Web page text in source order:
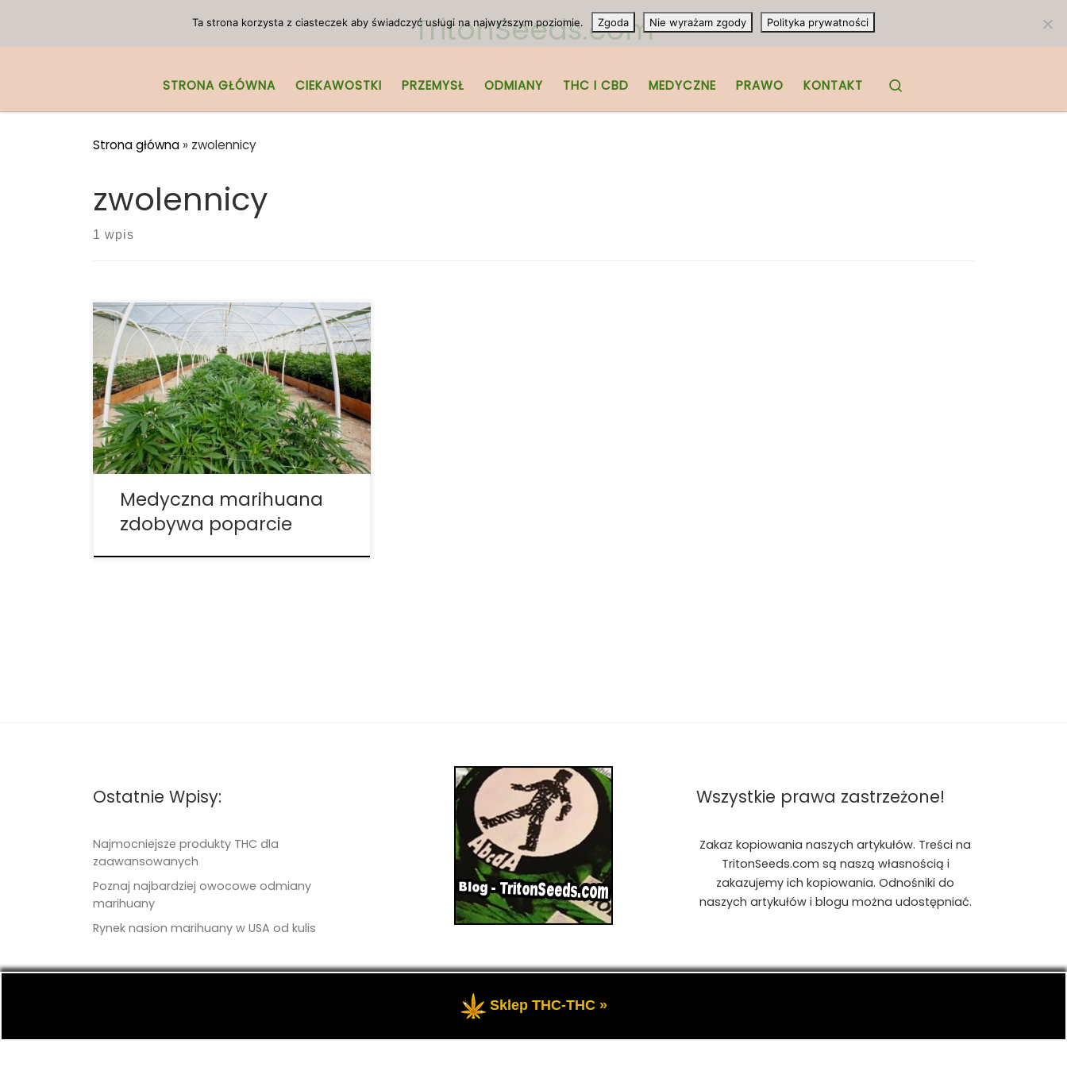
TritonSeeds.com
STRONA GŁÓWNA CIEKAWOSTKI PRZEMYSŁ ODMIANY THC I CBD MEDYCZNE PRAWO KONTAKT
Strona główna » zwolennicy
zwolennicy
1 wpis
Kentucky House Bill 166 i Senate Bill 118
dotyczące medycznej marihuany zyskują
coraz większe poparcie od państwa. W
styczniu, HB166 i SB118 złożono w Kentucky,
ale poparcie od Izby i Senatu było co
najmniej marne. Sponsorem HB166 został
John Sims […]
Medyczna marihuana
zdobywa poparcie
Ostatnie Wpisy:
Najmocniejsze produkty THC dla
zaawansowanych
Poznaj najbardziej owocowe odmiany
marihuany
Rynek nasion marihuany w USA od kulis
Wszystkie prawa zastrzeżone!
Zakaz kopiowania naszych artykułów. Treści na
TritonSeeds.com są naszą własnością i
zakazujemy ich kopiowania. Odnośniki do
naszych artykułów i blogu można udostępniać.
- Przedstawia portal-blog o Marihuanie, cannabis, konopiach indyjskich, CBD, RSO, THC.
Ta strona korzysta z ciasteczek aby świadczyć usługi na najwyższym poziomie. Zgoda Nie wyrażam zgody Polityka prywatności
Sklep THC-THC »